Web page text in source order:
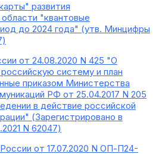
развития
"квантовые
до 2024 года" (утв. Минцифры
от 24.08.2020 N 425 "О
систему и план
приказом Министерства
РФ от 25.04.2017 N 205
в действие российской
(Зарегистрировано в
N 62047)
от 17.07.2020 N ОП-П24-